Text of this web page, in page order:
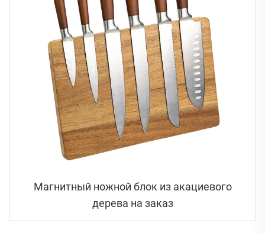
Магнитный ножной блок из акациевого
дерева на заказ